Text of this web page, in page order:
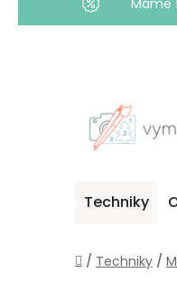
Máme
Techniky
Domů
/ Techniky /